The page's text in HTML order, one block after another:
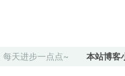
每天进步一点点~ 本站博客